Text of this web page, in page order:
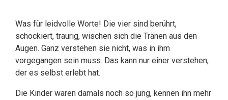
Was für leidvolle Worte! Die vier sind berührt,
schockiert, traurig, wischen sich die Tränen aus den
Augen. Ganz verstehen sie nicht, was in ihm
vorgegangen sein muss. Das kann nur einer verstehen,
der es selbst erlebt hat.
Die Kinder waren damals noch so jung, kennen ihn mehr